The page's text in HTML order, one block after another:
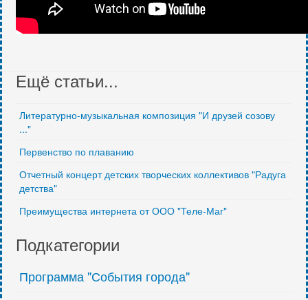
Ещё статьи...
Литературно-музыкальная композиция "И друзей созову
..."
Первенство по плаванию
Отчетный концерт детских творческих коллективов "Радуга
детства"
Преимущества интернета от ООО "Теле-Маг"
Подкатегории
Программа "События города"